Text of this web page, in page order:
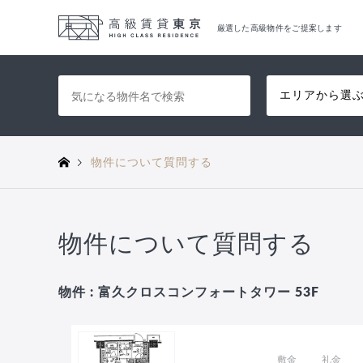
厳選した高級物件をご提案します
エリアから選
物件について質問する
物件について質問する
物件 : 富久クロスコンフォートタワー 53F
敷金 礼金